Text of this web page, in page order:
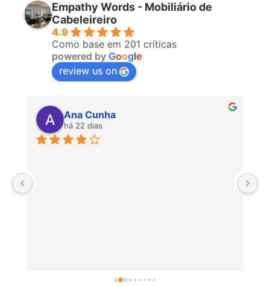
Empathy Words - Mobiliário de
Cabeleireiro
4.9
Como base em 201 críticas
powered by Google
review us on
Ana Cunha
há 22 dias